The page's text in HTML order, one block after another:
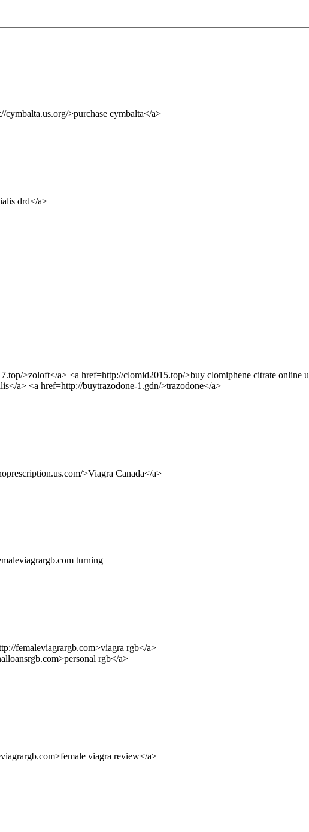
>purchase cymbalta</a>
drd</a>
>zoloft</a> <a href=http://clomid2015.top/>buy clomiphene citrate online
a> <a href=http://buytrazodone-1.gdn/>trazodone</a>
>Viagra Canada</a>
turning
femaleviagrargb.com>viagra rgb</a>
rgb</a>
viagra review</a>